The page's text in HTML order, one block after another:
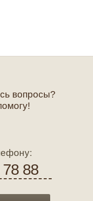
вопросы?
88